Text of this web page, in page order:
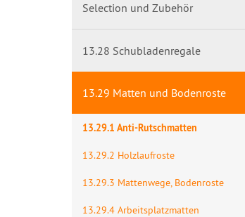
Selection und Zubehör
13.28 Schubladenregale
13.29 Matten und Bodenroste
13.29.1 Anti-Rutschmatten
13.29.2 Holzlaufroste
13.29.3 Mattenwege, Bodenroste
13.29.4 Arbeitsplatzmatten